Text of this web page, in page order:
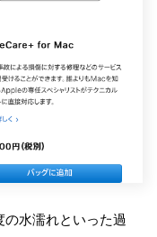
水濡れといった過